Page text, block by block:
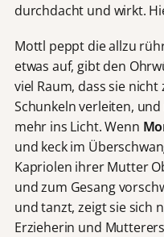
durchdacht und wirkt.
Mottl peppt die allzu
etwas auf, gibt den
viel Raum, dass sie
Schunkeln verleiten,
mehr ins Licht. Wenn
und keck im
Kapriolen ihrer Mutter
und zum Gesang
und tanzt, zeigt sie sich
Erzieherin und